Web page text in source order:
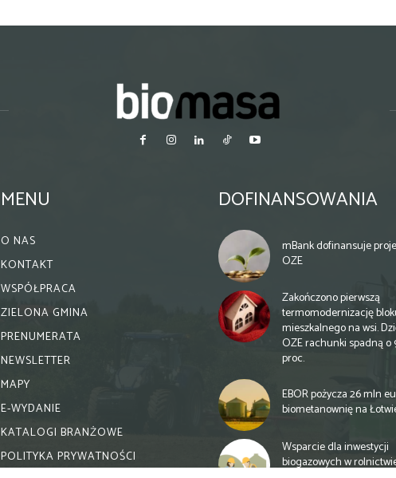
MENU
O NAS
KONTAKT
WSPÓŁPRACA
ZIELONA GMINA
PRENUMERATA
NEWSLETTER
MAPY
E-WYDANIE
KATALOGI BRANŻOWE
POLITYKA PRYWATNOŚCI
DOFINANSOWANIA
mBank dofinansuje
OZE
Zakończono pierwszą
termomodernizację
mieszkalnego na wsi.
OZE rachunki spadną o
proc.
EBOR pożycza 26 mln
biometanownię na
Wsparcie dla inwestycji
biogazowych w